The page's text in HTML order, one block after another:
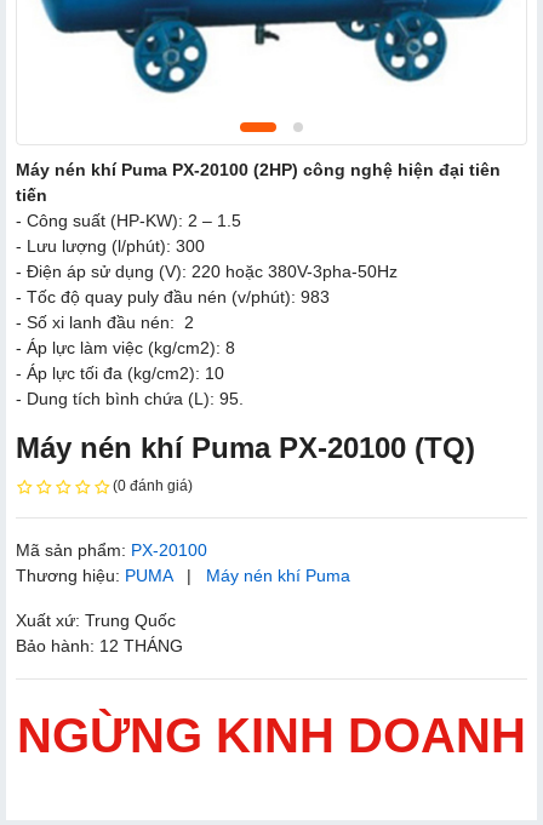
Máy nén khí Puma PX-20100 (2HP) công nghệ hiện đại tiên
tiến
- Công suất (HP-KW): 2 – 1.5
- Lưu lượng (l/phút): 300
- Điện áp sử dụng (V): 220 hoặc 380V-3pha-50Hz
- Tốc độ quay puly đầu nén (v/phút): 983
- Số xi lanh đầu nén: 2
- Áp lực làm việc (kg/cm2): 8
- Áp lực tối đa (kg/cm2): 10
- Dung tích bình chứa (L): 95.
Máy nén khí Puma PX-20100 (TQ)
(0 đánh giá)
Mã sản phẩm: PX-20100
Thương hiệu: PUMA| Máy nén khí Puma
Xuất xứ: Trung Quốc
Bảo hành: 12 THÁNG
NGỪNG KINH DOANH